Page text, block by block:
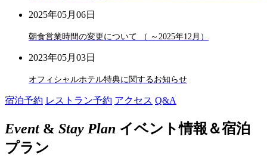
2025年05月06日
朝食営業時間の変更について （ ～2025年12月）
2023年05月03日
オフィシャルホテル特典に関するお知らせ
宿泊予約 レストラン予約 アクセス Q&A
Event& Stay Plan イベント情報＆宿泊
プラン